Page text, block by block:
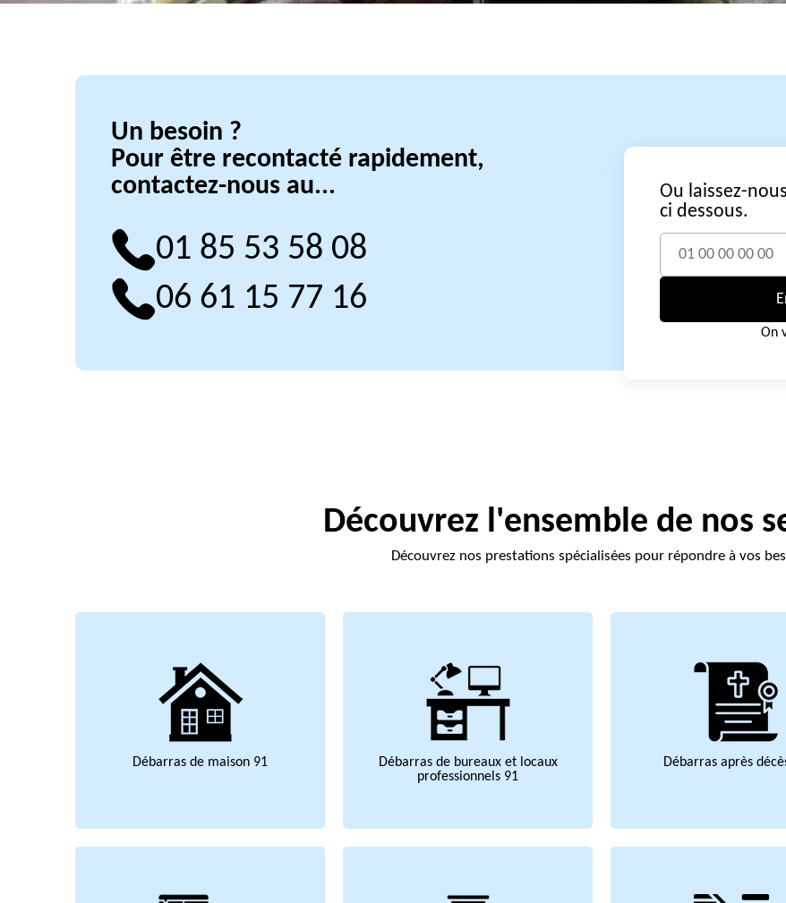
Un besoin ?
Pour être recontacté rapidement,
contactez-nous au...
01 85 53 58 08
06 61 15 77 16
Ou laissez-
ci dessous.
On
Découvrez l'ensemble de nos
Découvrez nos prestations spécialisées pour répondre à vos
Débarras de maison 91
Débarras de bureaux et locaux
professionnels 91
Débarras après